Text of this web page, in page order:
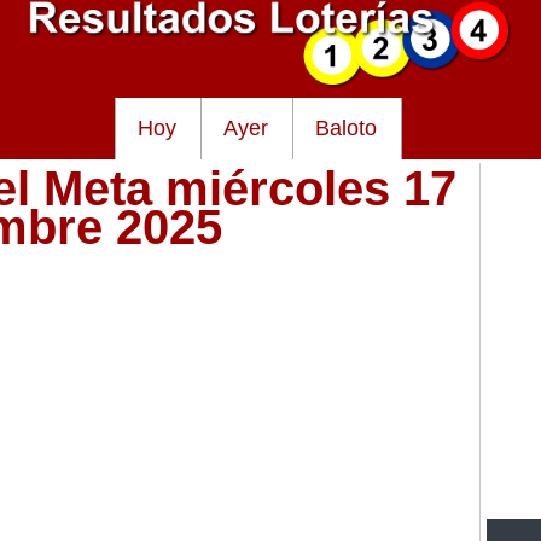
Hoy Ayer Baloto
Meta miércoles 17
2025